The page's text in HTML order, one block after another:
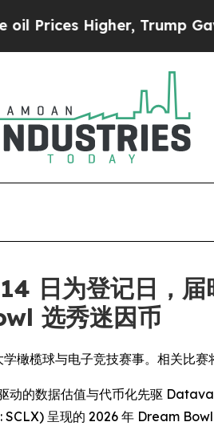
Higher, Trump Gave
日为登记日，届
选秀迷因币
橄榄球与电子竞技赛事。相关比
的数据估值与代币化先驱
呈现的 2026 年 Dream